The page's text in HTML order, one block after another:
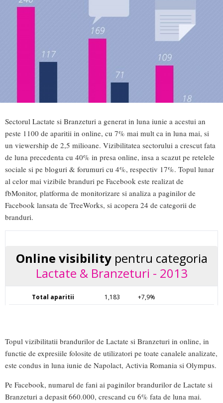
Sectorul Lactate si Branzeturi a generat in luna iunie a acestui an
peste 1100 de aparitii in online, cu 7% mai mult ca in luna mai, si
un viewership de 2,5 milioane. Vizibilitatea sectorului a crescut fata
de luna precedenta cu 40% in presa online, insa a scazut pe retelele
sociale si pe bloguri & forumuri cu 4%, respectiv 17%. Topul lunar
al celor mai vizibile branduri pe Facebook este realizat de
fbMonitor, platforma de monitorizare si analiza a paginilor de
Facebook lansata de TreeWorks, si acopera 24 de categorii de
branduri.
Topul vizibilitatii brandurilor de Lactate si Branzeturi in online, in
functie de expresiile folosite de utilizatori pe toate canalele analizate,
este condus in luna iunie de Napolact, Activia Romania si Olympus.
Pe Facebook, numarul de fani ai paginilor brandurilor de Lactate si
Branzeturi a depasit 660.000, crescand cu 6% fata de luna mai.